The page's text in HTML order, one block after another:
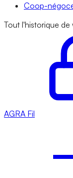
Coop-
Tout l'historique
AGRA Fil